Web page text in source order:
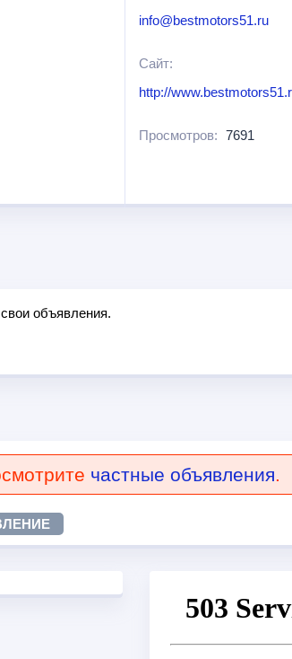
info@bestmotors51.ru
Сайт:
http://
Просмотров: 7691
объявления.
частные объявления.